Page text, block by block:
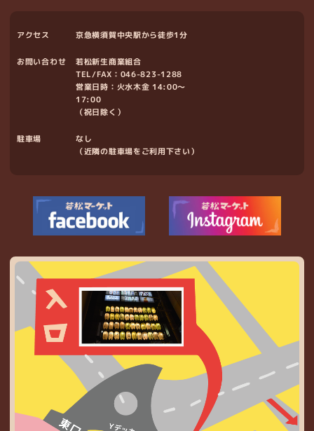
アクセス 京急横須賀中央駅から徒歩1分
お問い合わせ
若松新生商業組合
TEL/FAX： 046-823-1288
営業日時：火水木金 14:00～
17:00
（祝日除く）
駐車場
なし
（近隣の駐車場をご利用下さい）